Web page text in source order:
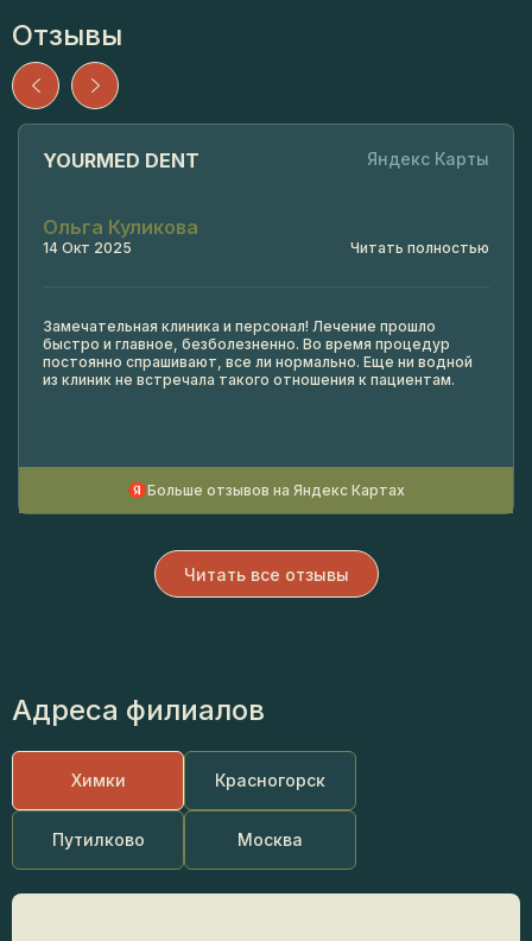
Отзывы
YOURMED DENT Яндекс Карты
Ольга Куликова
14 Окт 2025 Читать полностью
Замечательная клиника и персонал! Лечение прошло
быстро и главное, безболезненно. Во время процедур
постоянно спрашивают, все ли нормально. Еще ни водной
из клиник не встречала такого отношения к пациентам.
Больше отзывов на Яндекс Картах
Читать все отзывы
Адреса филиалов
Химки Красногорск
Путилково Москва